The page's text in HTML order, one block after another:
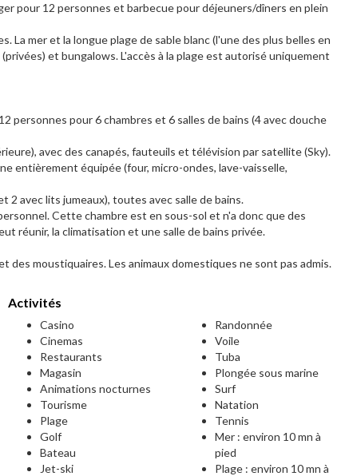
pour 12 personnes et barbecue pour déjeuners/dîners en plein
La mer et la longue plage de sable blanc (l'une des plus belles en
et bungalows. L'accès à la plage est autorisé uniquement
personnes pour 6 chambres et 6 salles de bains (4 avec douche
avec des canapés, fauteuils et télévision par satellite (Sky).
entièrement équipée (four, micro-ondes, lave-vaisselle,
2 avec lits jumeaux), toutes avec salle de bains.
Cette chambre est en sous-sol et n'a donc que des
réunir, la climatisation et une salle de bains privée.
des moustiquaires. Les animaux domestiques ne sont pas admis.
Activités
Casino
Cinemas
Restaurants
Magasin
Animations nocturnes
Tourisme
Plage
Golf
Bateau
Jet-ski
Randonnée
Voile
Tuba
Plongée sous marine
Surf
Natation
Tennis
Mer : environ 10 mn à
pied
Plage : environ 10 mn à